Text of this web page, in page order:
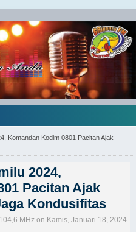
Komandan Kodim 0801 Pacitan Ajak
2024,
Pacitan Ajak
Kondusifitas
MHz on Kamis, Januari 18, 2024